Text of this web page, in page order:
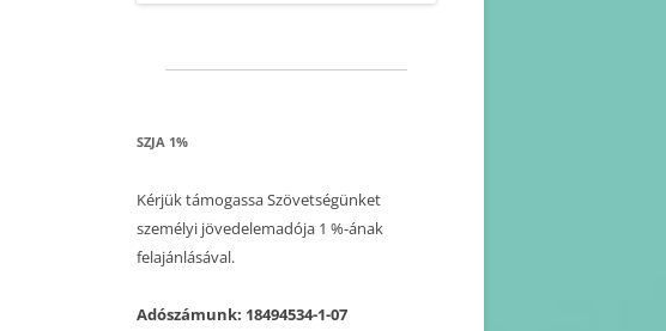
SZJA 1%
Kérjük támogassa Szövetségünket
személyi jövedelemadója 1 %-ának
felajánlásával.
Adószámunk: 18494534-1-07